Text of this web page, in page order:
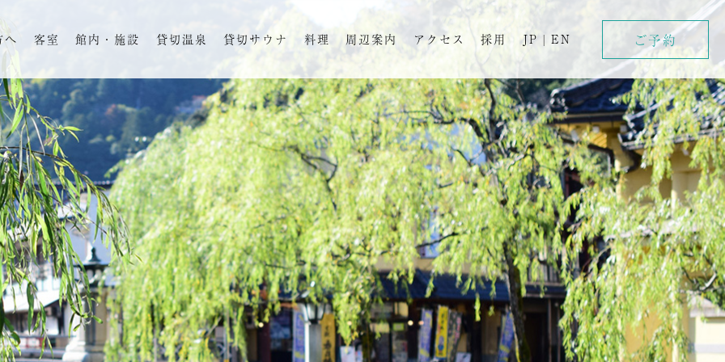
へ 客室 館内・施設 貸切温泉 貸切サウナ 料理 周辺案内 アクセス 採用 JP | EN ご予約